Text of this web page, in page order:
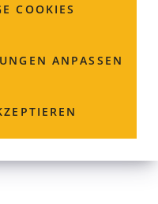
COOKIES
ANPASSEN